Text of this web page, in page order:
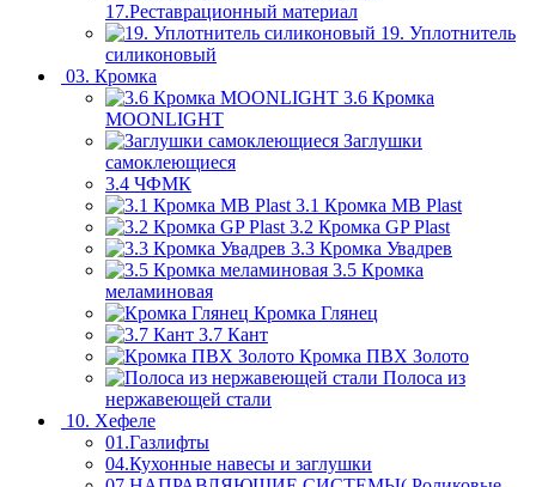
17.Реставрационный материал
19. Уплотнитель
силиконовый
03. Кромка
3.6 Кромка
MOONLIGHT
Заглушки
самоклеющиеся
3.4 ЧФМК
3.1 Кромка MB Plast
3.2 Кромка GP Plast
3.3 Кромка Увадрев
3.5 Кромка
меламиновая
Кромка Глянец
3.7 Кант
Кромка ПВХ Золото
Полоса из
нержавеющей стали
10. Хефеле
01.Газлифты
04.Кухонные навесы и заглушки